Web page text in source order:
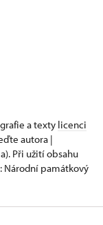
a texty licenci
autora |
Při užití obsahu
Národní památkový